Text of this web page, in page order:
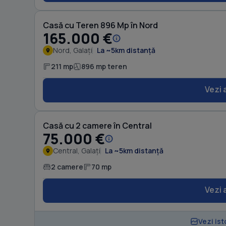
Casă cu Teren 896 Mp în Nord
165.000 €
Nord, Galați La ~5km distanță
211 mp 896 mp teren
Vezi
Casă cu 2 camere în Central
75.000 €
Central, Galați La ~5km distanță
2 camere 70 mp
Vezi
Vezi